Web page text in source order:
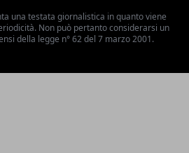
una testata giornalistica in quanto viene
Non può pertanto considerarsi un
della legge n° 62 del 7 marzo 2001.